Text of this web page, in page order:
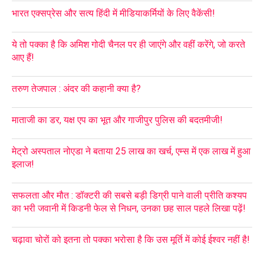
भारत एक्सप्रेस और सत्य हिंदी में मीडियाकर्मियों के लिए वैकेंसी!
ये तो पक्का है कि अमिश गोदी चैनल पर ही जाएंगे और वहीं करेंगे, जो करते
आए हैं!
तरुण तेजपाल : अंदर की कहानी क्या है?
माताजी का डर, यक्ष एप का भूत और गाजीपुर पुलिस की बदतमीजी!
मेट्रो अस्पताल नोएडा ने बताया 25 लाख का खर्च, एम्स में एक लाख में हुआ
इलाज!
सफलता और मौत : डॉक्टरी की सबसे बड़ी डिग्री पाने वाली प्रीति कश्यप
का भरी जवानी में किडनी फेल से निधन, उनका छह साल पहले लिखा पढ़ें!
चढ़ावा चोरों को इतना तो पक्का भरोसा है कि उस मूर्ति में कोई ईश्वर नहीं है!